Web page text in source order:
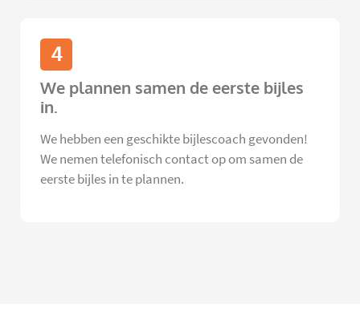
4
We plannen samen de eerste bijles
in.
We hebben een geschikte bijlescoach gevonden!
We nemen telefonisch contact op om samen de
eerste bijles in te plannen.